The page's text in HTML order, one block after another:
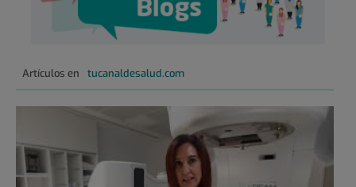
Artículos en tucanaldesalud.com